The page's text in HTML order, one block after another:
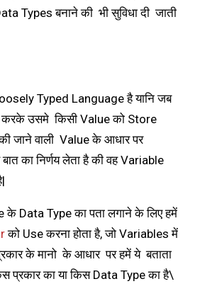
Types बनाने की भी सुविधा दी जाती
Typed Language है यानि जब
उसमे किसी Value को Store
जाने वाली Value के आधार पर
का निर्णय लेता है की वह Variable
के Data Type का पता लगाने के लिए हमें
को Use करना होता है, जो Variables में
के मानो के आधार पर हमें ये बताता
प्रकार का या किस Data Type का है\